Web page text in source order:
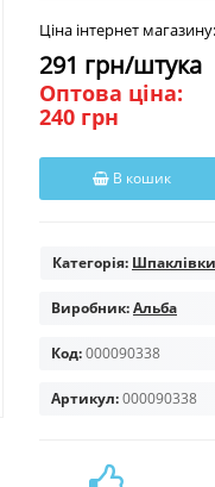
Ціна інтернет магазину:
291 грн/штука
Оптова ціна:
240 грн
В кошик
Категорія: Шпаклівки
Виробник:Альба
Код:000090338
Артикул:000090338